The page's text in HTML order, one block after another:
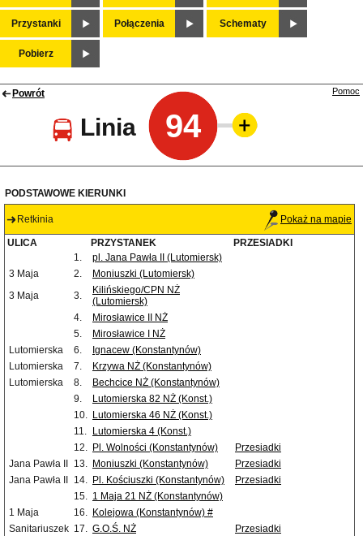
Przystanki Połączenia Schematy
Pobierz
Powrót
Linia 94
Pomoc
PODSTAWOWE KIERUNKI
Retkinia Pokaż na mapie
ULICA PRZYSTANEK
PRZESIADKI
1.
pl. Jana Pawła II (Lutomiersk)
3 Maja
2.
Moniuszki (Lutomiersk)
3 Maja
3.
Kilińskiego/CPN NŻ
(Lutomiersk)
4.
Mirosławice II NŻ
5.
Mirosławice I NŻ
Lutomierska
6.
Ignacew (Konstantynów)
Lutomierska
7.
Krzywa NŻ (Konstantynów)
Lutomierska
8.
Bechcice NŻ (Konstantynów)
9.
Lutomierska 82 NŻ (Konst.)
10. Lutomierska 46 NŻ (Konst.)
11.
Lutomierska 4 (Konst.)
12. Pl. Wolności (Konstantynów)
Przesiadki
Jana Pawła II
13. Moniuszki (Konstantynów)
Przesiadki
Jana Pawła II
14. Pl. Kościuszki (Konstantynów)
Przesiadki
15. 1 Maja 21 NŻ (Konstantynów)
1 Maja
16. Kolejowa (Konstantynów) #
Sanitariuszek 17. G.O.Ś. NŻ
Przesiadki